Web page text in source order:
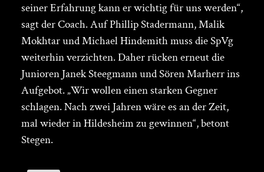
seiner Erfahrung kann er wichtig für uns werden“,
sagt der Coach. Auf Phillip Stadermann, Malik
Mokhtar und Michael Hindemith muss die SpVg
weiterhin verzichten. Daher rücken erneut die
Junioren Janek Steegmann und Sören Marherr ins
Aufgebot. „Wir wollen einen starken Gegner
schlagen. Nach zwei Jahren wäre es an der Zeit,
mal wieder in Hildesheim zu gewinnen“, betont
Stegen.